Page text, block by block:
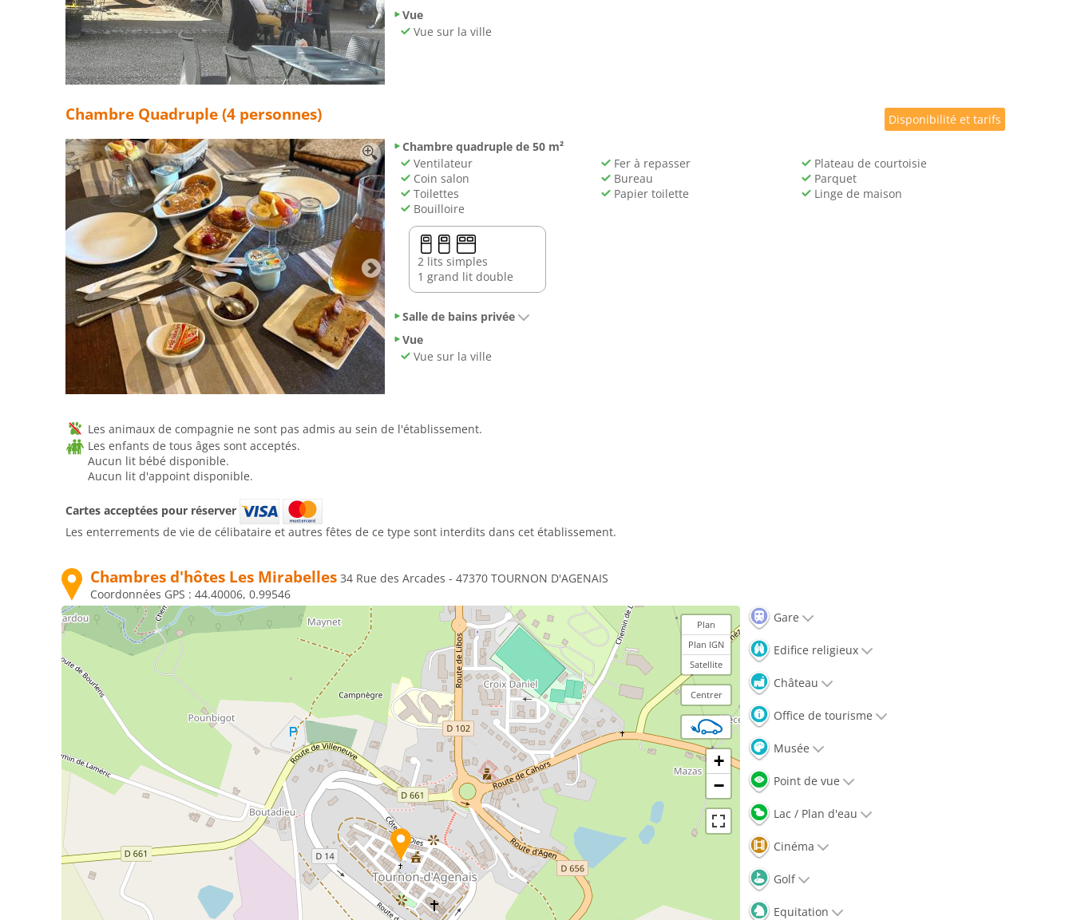
Vue
Vue sur la ville
Chambre Quadruple (4 personnes)
Chambre quadruple de 50 m²
Ventilateur
Fer à repasser
Plateau de courtoisie
Coin salon
Bureau
Parquet
Toilettes
Papier toilette
Linge de maison
Bouilloire
2 lits simples
1 grand lit double
Salle de bains privée
Vue
Vue sur la ville
Disponibilité et tarifs
Les animaux de compagnie ne sont pas admis au sein de l'établissement.
Les enfants de tous âges sont acceptés.
Aucun lit bébé disponible.
Aucun lit d'appoint disponible.
Cartes acceptées pour réserver
Les enterrements de vie de célibataire et autres fêtes de ce type sont interdits dans cet établissement.
Chambres d'hôtes Les Mirabelles 34 Rue des Arcades - 47370 TOURNON D'AGENAIS
Coordonnées GPS : 44.40006, 0.99546
Plan
Plan IGN
Satellite
Centrer
+
−
Gare
Edifice religieux
Château
Office de tourisme
Musée
Point de vue
Lac / Plan d'eau
Cinéma
Golf
Equitation